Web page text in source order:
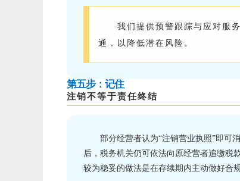
我们提供预警跟踪与应对服
通，以降低潜在风险。
第五步：记住
注销不等于责任终结
部分经营者认为“注销营业执照”即可
后，税务机关仍可依法向原经营者追缴税
较为稳妥的做法是在存续期内主动做好合规